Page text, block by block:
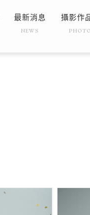
最新消息
NEWS
攝影作
PHOTO